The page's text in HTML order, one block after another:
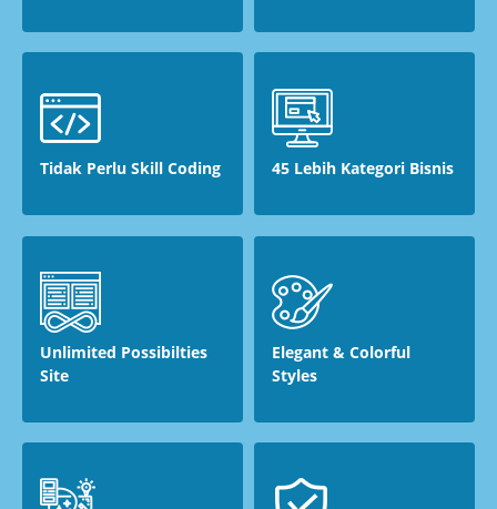
Tidak Perlu Skill Coding 45 Lebih Kategori Bisnis
Unlimited Possibilties
Site
Elegant & Colorful
Styles